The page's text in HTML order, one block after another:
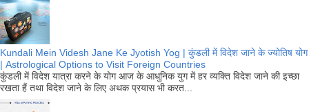
Kundali Mein Videsh Jane Ke Jyotish Yog | कुंडली में विदेश जाने के ज्योतिष योग
| Astrological Options to Visit Foreign Countries
कुंडली में विदेश यात्रा करने के योग आज के आधुनिक युग में हर व्यक्ति विदेश जाने की इच्छा
रखता हैं तथा विदेश जाने के लिए अथक प्रयास भी करत...